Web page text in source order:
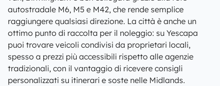
autostradale M6, M5 e M42, che rende semplice
raggiungere qualsiasi direzione. La città è anche un
ottimo punto di raccolta per il noleggio: su Yescapa
puoi trovare veicoli condivisi da proprietari locali,
spesso a prezzi più accessibili rispetto alle agenzie
tradizionali, con il vantaggio di ricevere consigli
personalizzati su itinerari e soste nelle Midlands.